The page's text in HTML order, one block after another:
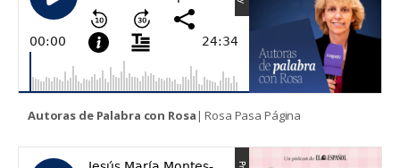
Autoras de Palabra con Rosa| Rosa Pasa Página